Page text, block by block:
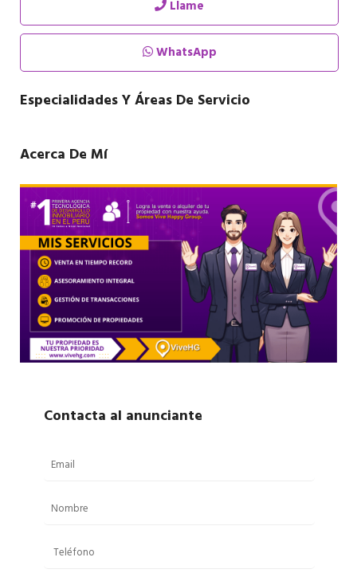
Llame
WhatsApp
Especialidades Y Áreas De Servicio
Acerca De Mí
Contacta al anunciante